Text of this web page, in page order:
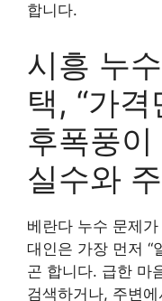
합니다.
시흥 누
택, “가
후폭풍이
실수와
베란다 누수 문제
대인은 가장 먼저 “
곤 합니다. 급한 마
검색하거나, 주변에